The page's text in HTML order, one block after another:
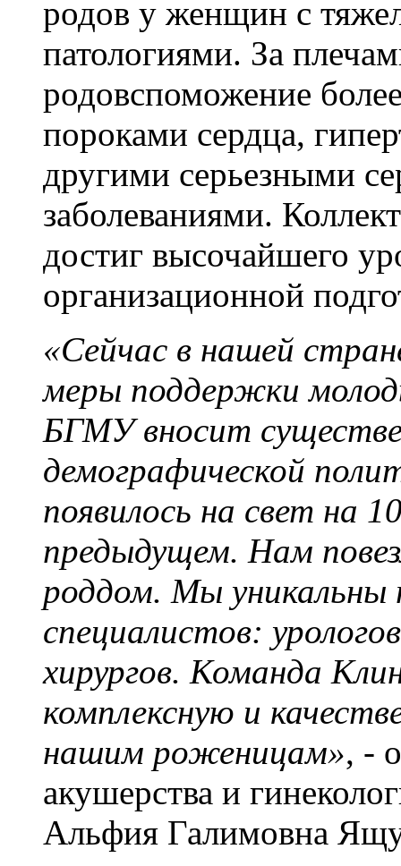
родов у женщин с
патологиями. За
родовспоможение
пороками сердца,
другими серьезными
заболеваниями.
достиг высочайшего
организационной
«Сейчас в нашей
меры поддержки
БГМУ вносит
демографической
появилось на свет на
предыдущем. Нам
роддом. Мы
специалистов:
хирургов. Команда
комплексную и
нашим роженицам», -
акушерства и
Альфия Галимовна